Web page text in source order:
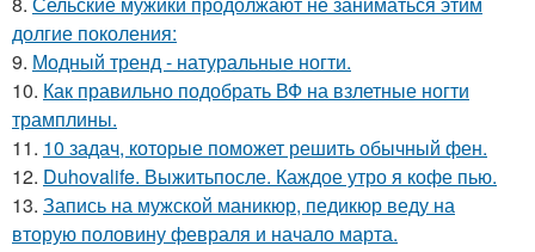
долгие поколения:
9. Модный тренд - натуральные ногти.
10. Как правильно подобрать ВФ на взлетные ногти
трамплины.
11. 10 задач, которые поможет решить обычный фен.
12. Duhovalife. Выжитьпосле. Каждое утро я кофе пью.
13. Запись на мужской маникюр, педикюр веду на
вторую половину февраля и начало марта.